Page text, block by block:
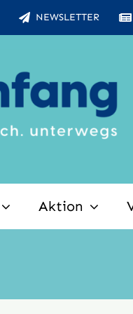
NEWSLETTER
Aktion